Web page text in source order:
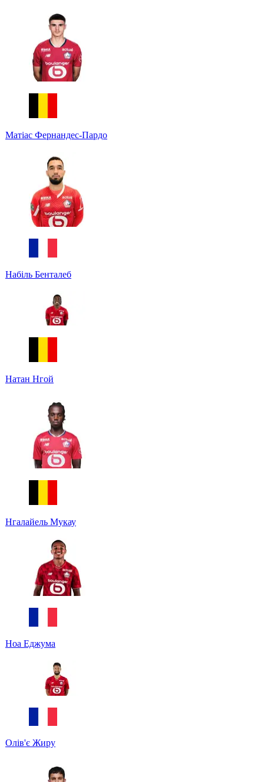
Матіас Фернандес-Пардо
Набіль Бенталеб
Натан Нгой
Нгалайель Мукау
Ноа Еджума
Олів'є Жиру